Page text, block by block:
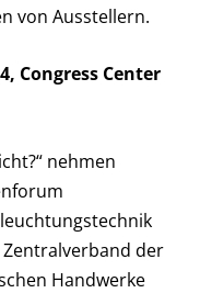
von Ausstellern.
Congress Center
nehmen
der
Handwerke